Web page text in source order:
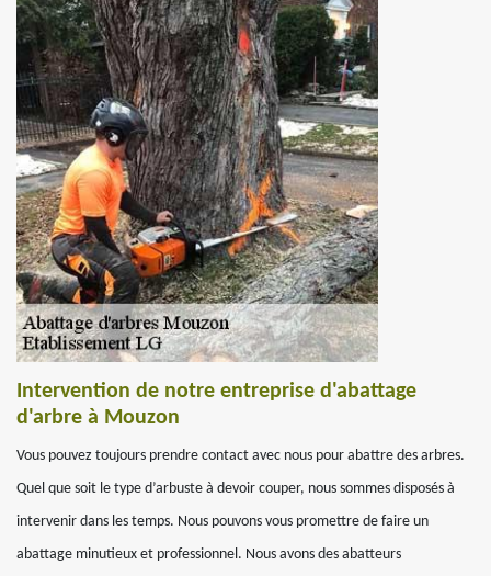
Intervention de notre entreprise d'abattage
d'arbre à Mouzon
Vous pouvez toujours prendre contact avec nous pour abattre des arbres.
Quel que soit le type d’arbuste à devoir couper, nous sommes disposés à
intervenir dans les temps. Nous pouvons vous promettre de faire un
abattage minutieux et professionnel. Nous avons des abatteurs